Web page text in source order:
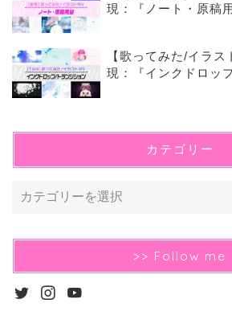
現：『ノート・原稿
【歌ってみた/イラ
現：『インクドロップ
カテゴリー
>> Follow me